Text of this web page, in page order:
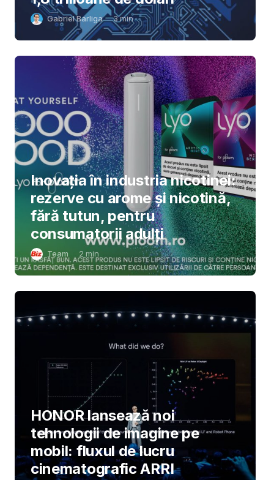
Gabriel Barliga 3min
Inovația în industria nicotinei:
rezerve cu arome și nicotină,
fără tutun, pentru
consumatorii adulți
Team 2 min
HONOR lansează noi
tehnologii de imagine pe
mobil: fluxul de lucru
cinematografic ARRI